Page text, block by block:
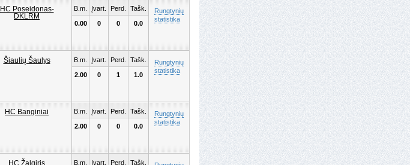
B.m.
0.00
Įvart.
0
Perd.
0
Tašk.
0.0
Rungtynių
statistika
B.m.
2.00
Įvart.
0
Perd.
1
Tašk.
1.0
Rungtynių
statistika
B.m.
2.00
Įvart.
0
Perd.
0
Tašk.
0.0
Rungtynių
statistika
B.m. Įvart. Perd. Tašk.